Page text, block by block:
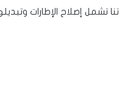
تواير في هدية على مدار 24 ساعة. خدماتنا تشمل إصلاح